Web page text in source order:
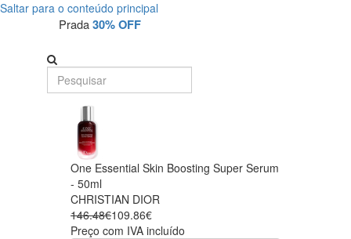
Saltar para o conteúdo principal
Prada30% OFF
One Essential Skin Boosting Super Serum
- 50ml
CHRISTIAN DIOR
146.48€109.86€
Preço com IVA incluído